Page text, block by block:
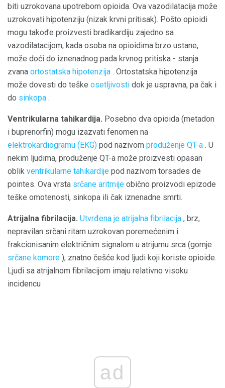
biti uzrokovana upotrebom opioida. Ova vazodilatacija može
uzrokovati hipotenziju (nizak krvni pritisak). Pošto opioidi
mogu takođe proizvesti bradikardiju zajedno sa
vazodilatacijom, kada osoba na opioidima brzo ustane,
može doći do iznenadnog pada krvnog pritiska - stanja
zvana ortostatska hipotenzija . Ortostatska hipotenzija
može dovesti do teške osetljivosti dok je uspravna, pa čak i
do sinkopa .
Ventrikularna tahikardija. Posebno dva opioida (metadon
i buprenorfin) mogu izazvati fenomen na
elektrokardiogramu (EKG) pod nazivom produženje QT-a . U
nekim ljudima, produženje QT-a može proizvesti opasan
oblik ventrikularne tahikardije pod nazivom torsades de
pointes. Ova vrsta srčane aritmije obično proizvodi epizode
teške omotenosti, sinkopa ili čak iznenadne smrti.
Atrijalna fibrilacija. Utvrđena je atrijalna fibrilacija , brz,
nepravilan srčani ritam uzrokovan poremećenim i
frakcionisanim električnim signalom u atrijumu srca (gornje
srčane komore ), znatno češće kod ljudi koji koriste opioide.
Ljudi sa atrijalnom fibrilacijom imaju relativno visoku
incidencu
ad